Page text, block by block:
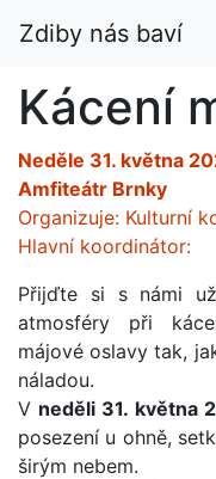
Zdiby nás baví
Kácení
Neděle 31. května
Amfiteátr Brnky
Organizuje: Kulturní
Hlavní koordinátor:
Přijďte si s námi
atmosféry při
májové oslavy tak,
náladou.
V neděli 31. května
posezení u ohně,
širým nebem.